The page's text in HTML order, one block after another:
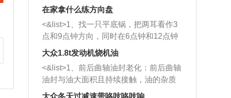
者是细棍，直接将杂物给取出来，如果
堵塞情况比较严重，也可以采取应急措
施。 <&list>2、直接利用木棍将所有的
杂物推到排气管里面的位置处，然后将
三元催化器拆解开，就可以将堵塞的东
西取出来。但如果是因为积碳过多引起
的堵塞，就需要将三元催化器泡在草酸
在家拿什么练方向盘
<&list>1、找一只平底锅，把两耳看作3
点和9点钟方向，同时在6点钟和12点钟
方向做一个标记。 <&list>2、双手握住
一圈半的练习，往右同样也要打相同的
圈数。 <&list>3、最后强调要反复练
习，这样就可以形成肌肉记忆，在真实
大众1.8t发动机烧机油
<&list>1、前后曲轴油封老化：前后曲轴
油封与油大面积且持续接触，油的杂质
和发动机内持续温度变化使其密封效果
大众冬天过减速带咯吱咯吱响